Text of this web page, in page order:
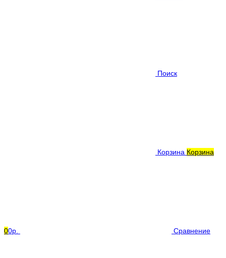
Поиск
Корзина Корзина
00р. Сравнение